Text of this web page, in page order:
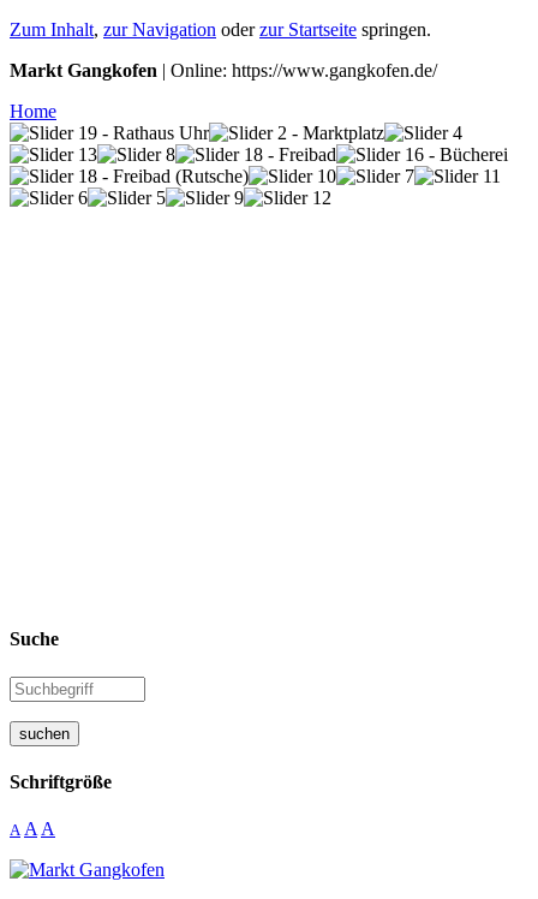
Zum Inhalt, zur Navigation oderzur Startseite springen.
Markt Gangkofen | Online: https://www.gangkofen.de/
Home
Suche
suchen
Schriftgröße
A A A